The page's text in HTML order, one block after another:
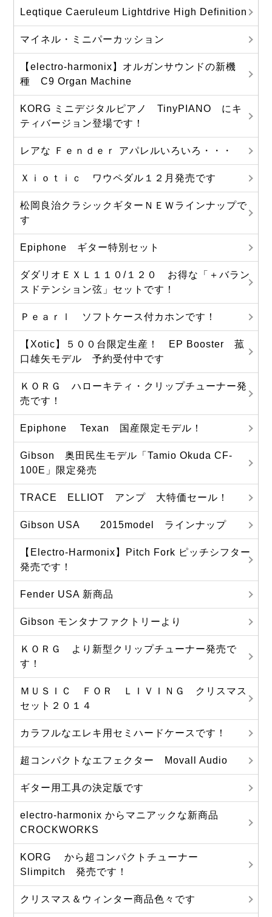
Leqtique Caeruleum Lightdrive High Definition
マイネル・ミニパーカッション
【electro-harmonix】オルガンサウンドの新機
種 C9 Organ Machine
KORG ミニデジタルピアノ TinyPIANO にキ
ティバージョン登場です！
レアな Ｆｅｎｄｅｒ アパレルいろいろ・・・
Ｘｉｏｔｉｃ ワウペダル１２月発売です
松岡良治クラシックギターＮＥＷラインナップで
す
Epiphone ギター特別セット
ダダリオＥＸＬ１１０/１２０ お得な「＋バラン
スドテンション弦」セットです！
Ｐｅａｒｌ ソフトケース付カホンです！
【Xotic】５００台限定生産！ EP Booster 菰
口雄矢モデル 予約受付中です
ＫＯＲＧ ハローキティ・クリップチューナー発
売です！
Epiphone Texan 国産限定モデル！
Gibson 奥田民生モデル「Tamio Okuda CF-
100E」限定発売
TRACE ELLIOT アンプ 大特価セール！
Gibson USA 2015model ラインナップ
【Electro-Harmonix】Pitch Fork ピッチシフター
発売です！
Fender USA 新商品
Gibson モンタナファクトリーより
ＫＯＲＧ より新型クリップチューナー発売で
す！
ＭＵＳＩＣ ＦＯＲ ＬＩＶＩＮＧ クリスマス
セット２０１４
カラフルなエレキ用セミハードケースです！
超コンパクトなエフェクター Movall Audio
ギター用工具の決定版です
electro-harmonix からマニアックな新商品
CROCKWORKS
KORG から超コンパクトチューナー
Slimpitch 発売です！
クリスマス＆ウィンター商品色々です